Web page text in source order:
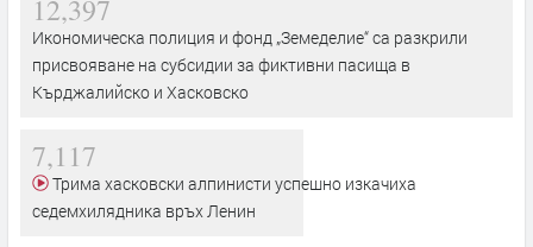
12,397
Икономическа полиция и фонд „Земеделие“ са разкрили
присвояване на субсидии за фиктивни пасища в
Кърджалийско и Хасковско
7,117
седемхилядника връх Ленин